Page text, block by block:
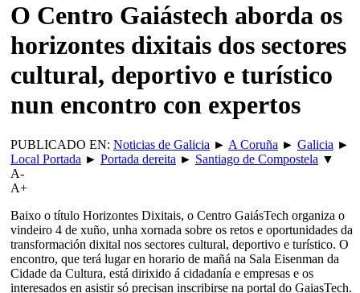
O Centro Gaiástech aborda os
horizontes dixitais dos sectores
cultural, deportivo e turístico
nun encontro con expertos
PUBLICADO EN: Noticias de Galicia ► A Coruña ► Galicia ►
Local Portada ► Portada dereita ► Santiago de Compostela ▼
A-
A+
Baixo o título Horizontes Dixitais, o Centro GaiásTech organiza o
vindeiro 4 de xuño, unha xornada sobre os retos e oportunidades da
transformación dixital nos sectores cultural, deportivo e turístico. O
encontro, que terá lugar en horario de mañá na Sala Eisenman da
Cidade da Cultura, está dirixido á cidadanía e empresas e os
interesados en asistir só precisan inscribirse na portal do GaiasTech.